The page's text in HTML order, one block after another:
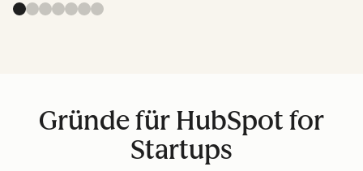
Gründe für HubSpot for
Startups